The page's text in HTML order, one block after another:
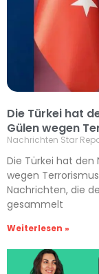
Die Türkei hat
Gülen wegen
Nachrichten Star
Die Türkei hat den
wegen
Nachrichten, die
gesammelt
Weiterlesen »